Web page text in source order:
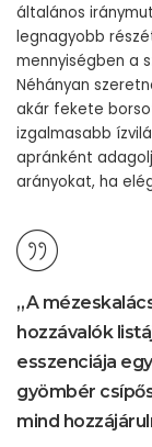
általános
legnagyobb
mennyiségben a
Néhányan
akár fekete
izgalmasabb
apránként
arányokat, ha
„A
hozzávalók
esszenciája
gyömbér
mind